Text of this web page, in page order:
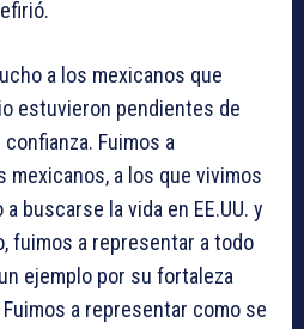
a los mexicanos que
estuvieron pendientes de
Fuimos a
a los que vivimos
buscarse la vida en EE.UU. y
fuimos a representar a todo
ejemplo por su fortaleza
a representar como se